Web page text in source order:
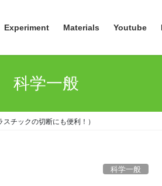
Experiment Materials Youtube
科学一般
チックの切断にも便利！）
科学一般